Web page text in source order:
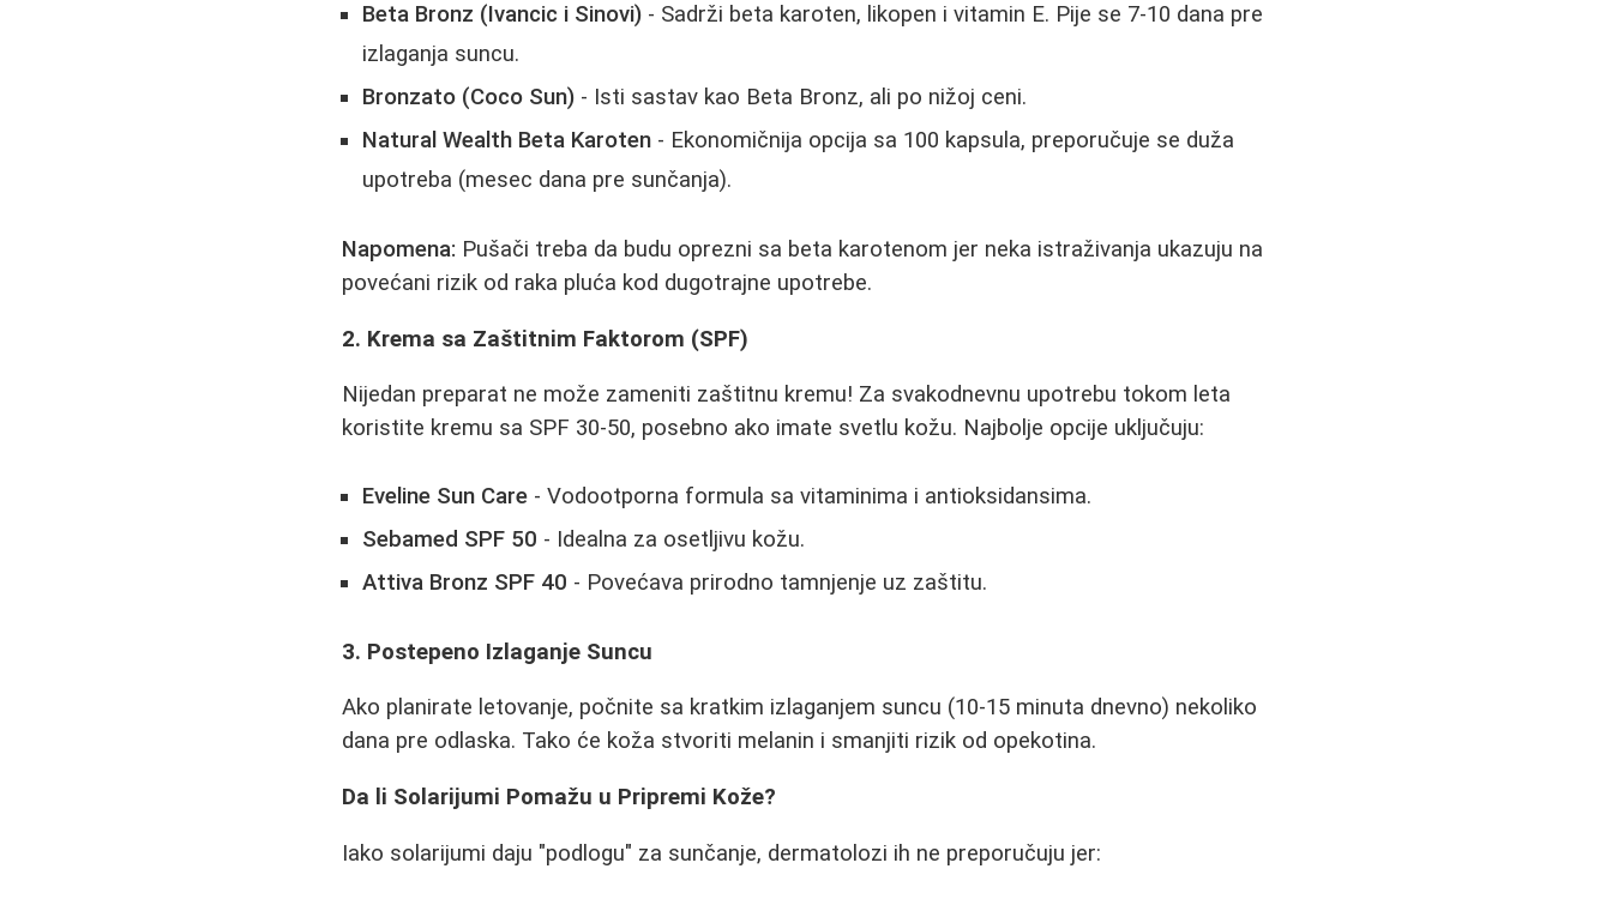
Beta Bronz (Ivancic i Sinovi) - Sadrži beta karoten, likopen i vitamin E. Pije se 7-10 dana pre
izlaganja suncu.
Bronzato (Coco Sun) - Isti sastav kao Beta Bronz, ali po nižoj ceni.
Natural Wealth Beta Karoten - Ekonomičnija opcija sa 100 kapsula, preporučuje se duža
upotreba (mesec dana pre sunčanja).
Napomena: Pušači treba da budu oprezni sa beta karotenom jer neka istraživanja ukazuju na
povećani rizik od raka pluća kod dugotrajne upotrebe.
2. Krema sa Zaštitnim Faktorom (SPF)
Nijedan preparat ne može zameniti zaštitnu kremu! Za svakodnevnu upotrebu tokom leta
koristite kremu sa SPF 30-50, posebno ako imate svetlu kožu. Najbolje opcije uključuju:
Eveline Sun Care - Vodootporna formula sa vitaminima i antioksidansima.
Sebamed SPF 50 - Idealna za osetljivu kožu.
Attiva Bronz SPF 40 - Povećava prirodno tamnjenje uz zaštitu.
3. Postepeno Izlaganje Suncu
Ako planirate letovanje, počnite sa kratkim izlaganjem suncu (10-15 minuta dnevno) nekoliko
dana pre odlaska. Tako će koža stvoriti melanin i smanjiti rizik od opekotina.
Da li Solarijumi Pomažu u Pripremi Kože?
Iako solarijumi daju "podlogu" za sunčanje, dermatolozi ih ne preporučuju jer: